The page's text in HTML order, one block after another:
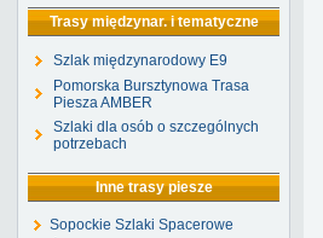
Trasy międzynar. i tematyczne
Szlak międzynarodowy E9
Pomorska Bursztynowa Trasa
Piesza AMBER
Szlaki dla osób o szczególnych
potrzebach
Inne trasy piesze
Sopockie Szlaki Spacerowe